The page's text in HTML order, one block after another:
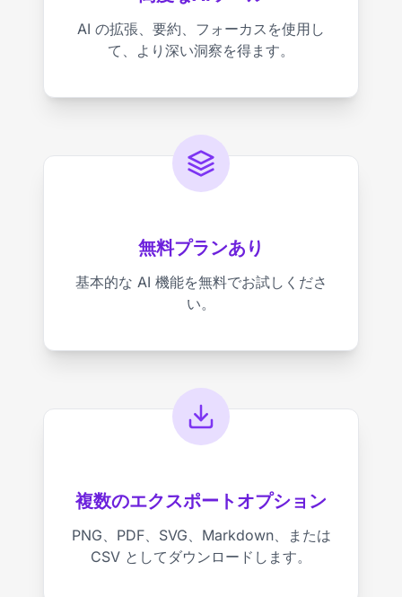
AI の拡張、要約、フォーカスを使用し
て、より深い洞察を得ます。
無料プランあり
基本的な AI 機能を無料でお試しくださ
い。
複数のエクスポートオプション
PNG、PDF、SVG、Markdown、または
CSV としてダウンロードします。